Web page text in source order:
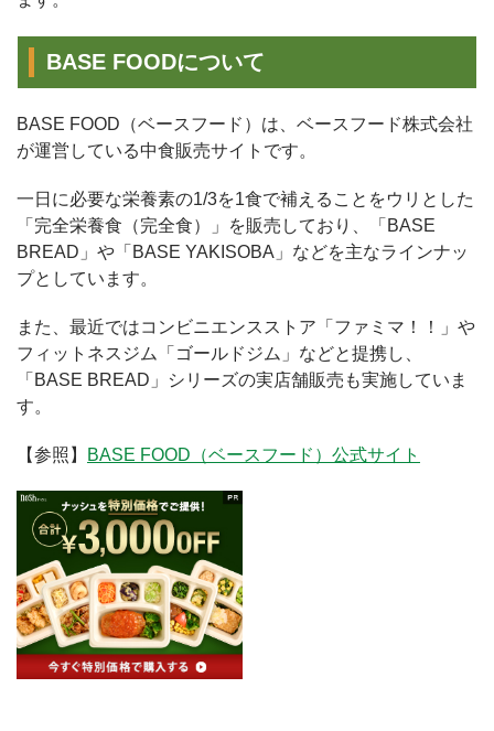
BASE FOODについて
BASE FOOD（ベースフード）は、ベースフード株式会社
が運営している中食販売サイトです。
一日に必要な栄養素の1/3を1食で補えることをウリとした
「完全栄養食（完全食）」を販売しており、「BASE
BREAD」や「BASE YAKISOBA」などを主なラインナッ
プとしています。
また、最近ではコンビニエンスストア「ファミマ！！」や
フィットネスジム「ゴールドジム」などと提携し、
「BASE BREAD」シリーズの実店舗販売も実施していま
す。
【参照】 BASE FOOD（ベースフード）公式サイト